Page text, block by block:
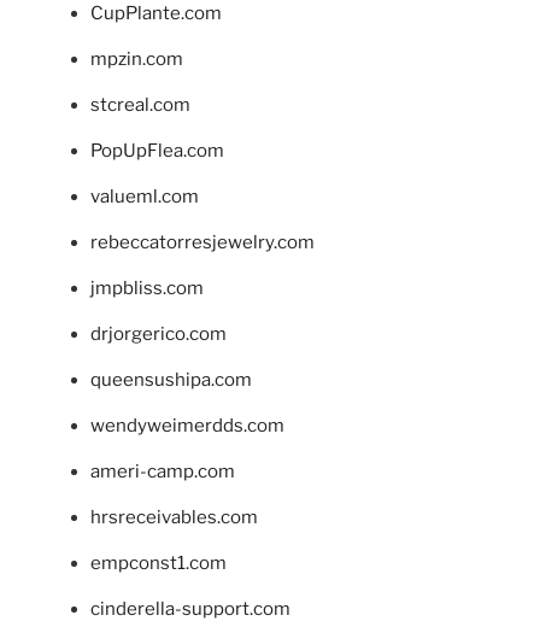
CupPlante.com
mpzin.com
stcreal.com
PopUpFlea.com
valueml.com
rebeccatorresjewelry.com
jmpbliss.com
drjorgerico.com
queensushipa.com
wendyweimerdds.com
ameri-camp.com
hrsreceivables.com
empconst1.com
cinderella-support.com